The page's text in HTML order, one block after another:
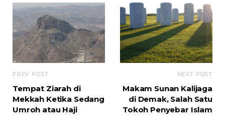
PREV POST
Tempat Ziarah di
Mekkah Ketika Sedang
Umroh atau Haji
NEXT POST
Makam Sunan Kalijaga
di Demak, Salah Satu
Tokoh Penyebar Islam